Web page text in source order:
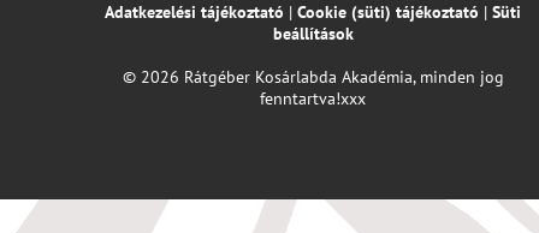
Adatkezelési tájékoztató | Cookie (süti) tájékoztató | Süti
beállítások
© 2026 Rátgéber Kosárlabda Akadémia, minden jog
fenntartva!xxx